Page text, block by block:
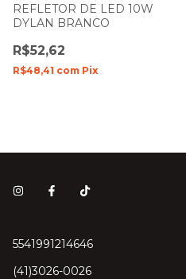
REFLETOR DE LED 10W
DYLAN BRANCO
R$52,62
R$48,41 com Pix
5541991214646
(41)3026-0026